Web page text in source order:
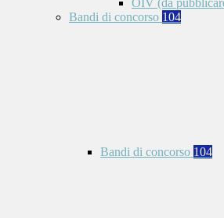
OIV (da
Bandi di concorso 104
Bandi di concorso 104